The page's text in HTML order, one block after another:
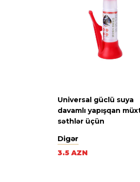
Universal güclü suya
davamlı yapışqan
səthlər üçün
Digər
3.5 AZN